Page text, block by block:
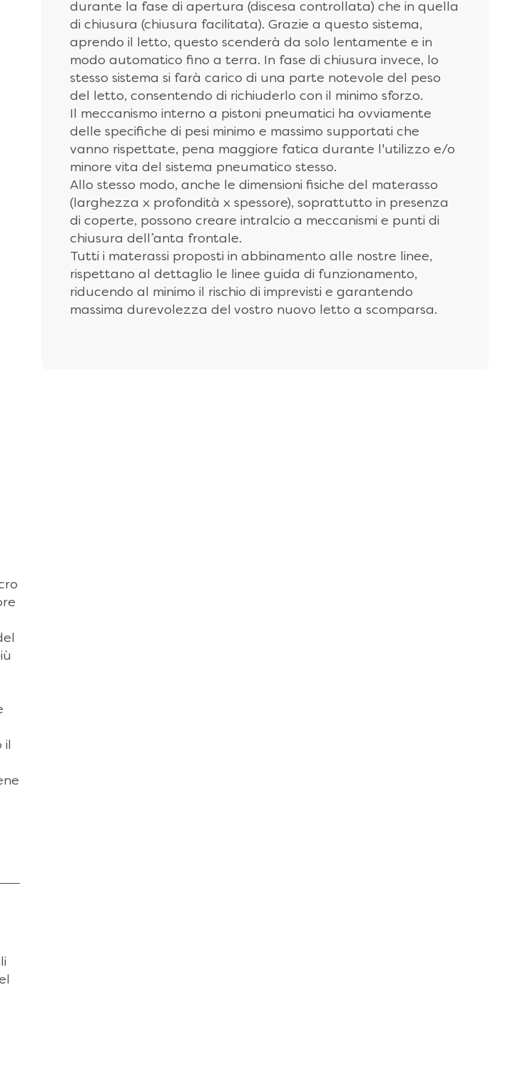
il
durante la fase di apertura (discesa controllata) che in quella
di chiusura (chiusura facilitata). Grazie a questo sistema,
aprendo il letto, questo scenderà da solo lentamente e in
modo automatico fino a terra. In fase di chiusura invece, lo
stesso sistema si farà carico di una parte notevole del peso
del letto, consentendo di richiuderlo con il minimo sforzo.
Il meccanismo interno a pistoni pneumatici ha ovviamente
delle specifiche di pesi minimo e massimo supportati che
vanno rispettate, pena maggiore fatica durante l'utilizzo e/o
minore vita del sistema pneumatico stesso.
Allo stesso modo, anche le dimensioni fisiche del materasso
(larghezza x profondità x spessore), soprattutto in presenza
di coperte, possono creare intralcio a meccanismi e punti di
chiusura dell’anta frontale.
Tutti i materassi proposti in abbinamento alle nostre linee,
rispettano al dettaglio le linee guida di funzionamento,
riducendo al minimo il rischio di imprevisti e garantendo
massima durevolezza del vostro nuovo letto a scomparsa.